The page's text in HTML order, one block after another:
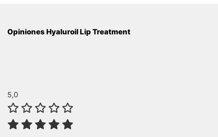
Opiniones Hyaluroil Lip Treatment
5,0